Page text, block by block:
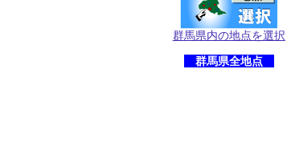
群馬県内の地点を選択
群馬県全地点